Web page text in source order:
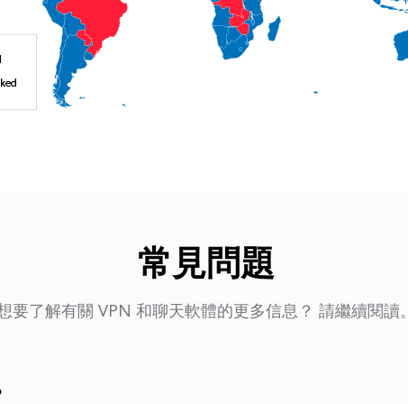
常見問題
要了解有關 VPN 和聊天軟體的更多信息？ 請繼續閱讀